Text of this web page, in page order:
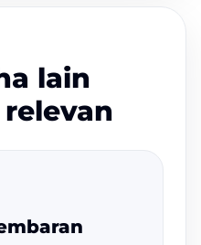
lain